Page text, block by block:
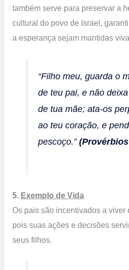
também serve para preservar a
cultural do povo de Israel,
a esperança sejam mantidas
“Filho meu, guarda o
de teu pai, e não
de tua mãe; ata-os
ao teu coração, e
pescoço.”
5. Exemplo de Vida
Os pais são incentivados a viver
pois suas ações e decisões
seus filhos.